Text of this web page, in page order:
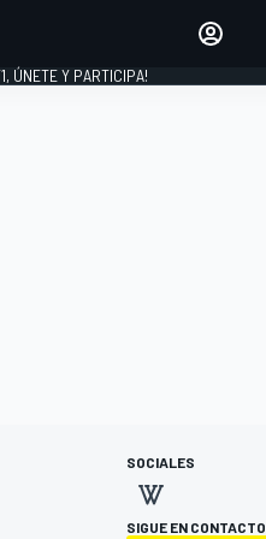
ÚNETE Y PARTICIPA!
SOCIALES
SIGUE EN CONTACTO